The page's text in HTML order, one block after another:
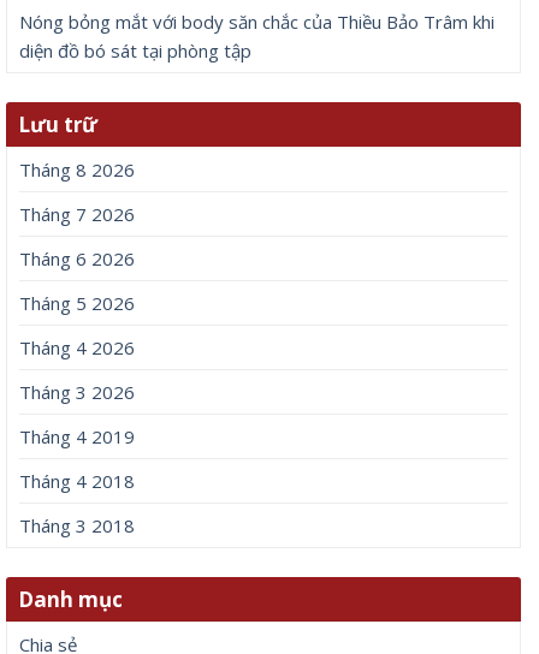
Nóng bỏng mắt với body săn chắc của Thiều Bảo Trâm khi
diện đồ bó sát tại phòng tập
Lưu trữ
Tháng 8 2026
Tháng 7 2026
Tháng 6 2026
Tháng 5 2026
Tháng 4 2026
Tháng 3 2026
Tháng 4 2019
Tháng 4 2018
Tháng 3 2018
Danh mục
Chia sẻ